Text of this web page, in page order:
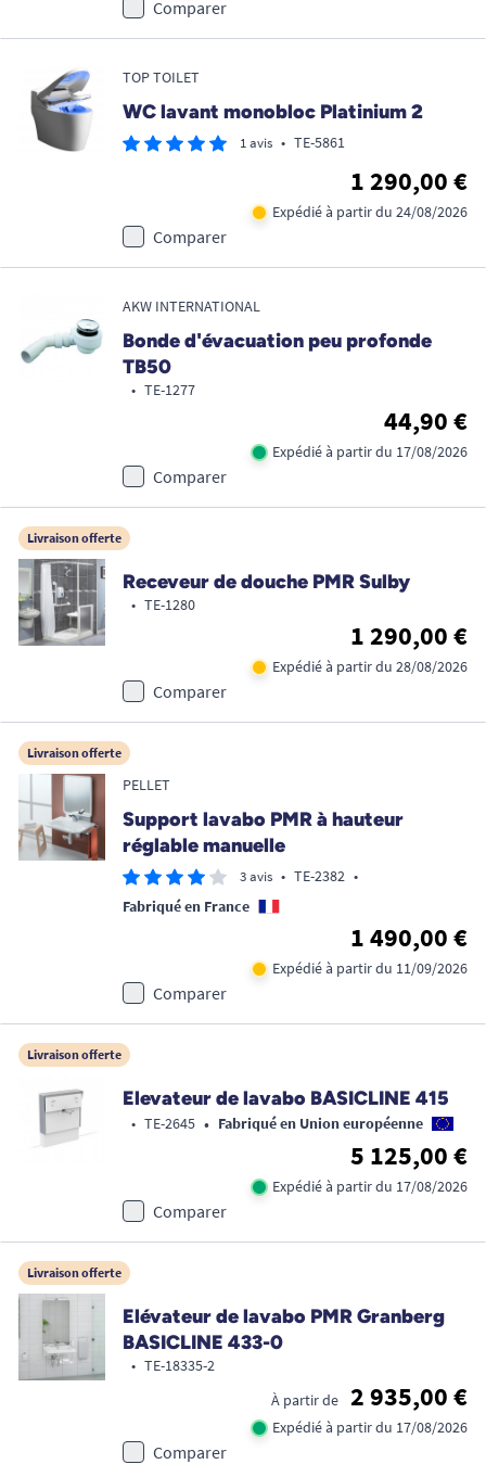
Comparer
TOP TOILET
WC lavant monobloc Platinium 2
1 avis • TE-5861
1 290,00 €
Expédié à partir du 24/08/2026
Comparer
AKW INTERNATIONAL
Bonde d'évacuation peu profonde
TB50
• TE-1277
44,90 €
Expédié à partir du 17/08/2026
Comparer
Livraison offerte
Receveur de douche PMR Sulby
• TE-1280
1 290,00 €
Expédié à partir du 28/08/2026
Comparer
Livraison offerte
PELLET
Support lavabo PMR à hauteur
réglable manuelle
3 avis • TE-2382 •
Fabriqué en France
1 490,00 €
Expédié à partir du 11/09/2026
Comparer
Livraison offerte
Elevateur de lavabo BASICLINE 415
• TE-2645 • Fabriqué en Union européenne
5 125,00 €
Expédié à partir du 17/08/2026
Comparer
Livraison offerte
Elévateur de lavabo PMR Granberg
BASICLINE 433-0
• TE-18335-2
À partir de
2 935,00 €
Expédié à partir du 17/08/2026
Comparer